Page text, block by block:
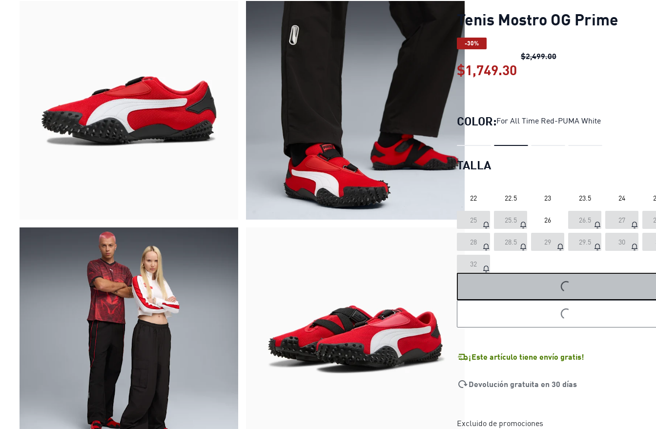
Tenis Mostro OG Prime
-30%
$2,499.00Tenis Mostro OG Prime
$1,749.30
COLOR:For All Time Red-PUMA White
TALLA
22 22.5 23 23.5 24
25 25.5 26 26.5 27
28 28.5 29 29.5 30
32 LOADING...
LOADING...
¡Este artículo tiene envío gratis!
Devolución gratuita en 30 días
Excluido de promociones